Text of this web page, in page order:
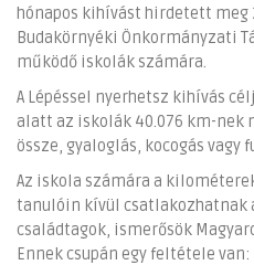
hónapos kihívást hirdetett meg
Budakörnyéki Önkormányzati
működő iskolák számára.
A Lépéssel nyerhetsz kihívás
alatt az iskolák 40.076 km-nek
össze, gyaloglás, kocogás vagy
Az iskola számára a
tanulóin kívül csatlakozhatnak
családtagok, ismerősök
Ennek csupán egy feltétele van: